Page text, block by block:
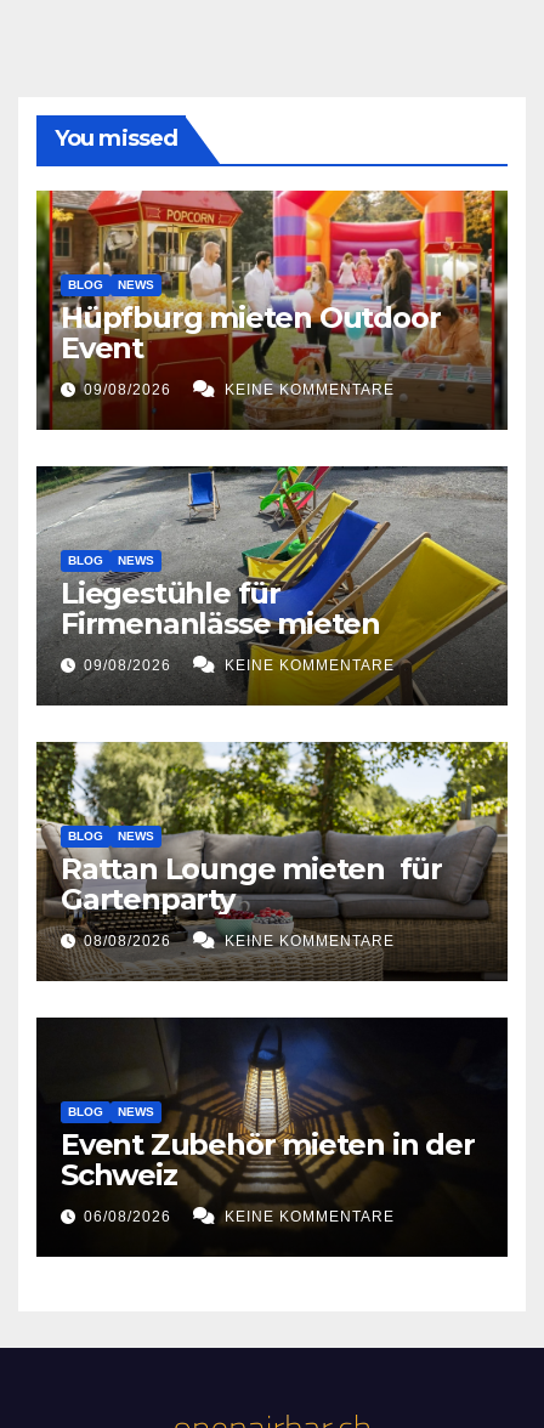
You missed
BLOG NEWS
Hüpfburg mieten Outdoor
Event
09/08/2026 KEINE KOMMENTARE
BLOG NEWS
Liegestühle für
Firmenanlässe mieten
09/08/2026 KEINE KOMMENTARE
BLOG NEWS
Rattan Lounge mieten für
Gartenparty
08/08/2026 KEINE KOMMENTARE
BLOG NEWS
Event Zubehör mieten in der
Schweiz
06/08/2026 KEINE KOMMENTARE